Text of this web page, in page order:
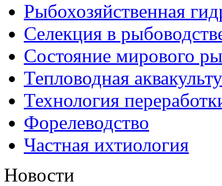
Рыбохозяйственная
Селекция в
Состояние мирового
Тепловодная
Технология
Форелеводство
Частная ихтиология
Новости